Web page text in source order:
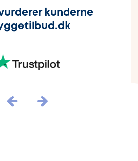
kunderne